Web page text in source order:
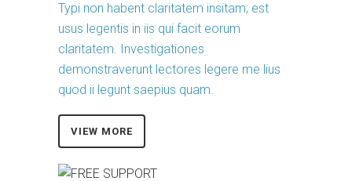
Typi non habent claritatem insitam; est
usus legentis in iis qui facit eorum
claritatem. Investigationes
demonstraverunt lectores legere me lius
quod ii legunt saepius quam.
VIEW MORE